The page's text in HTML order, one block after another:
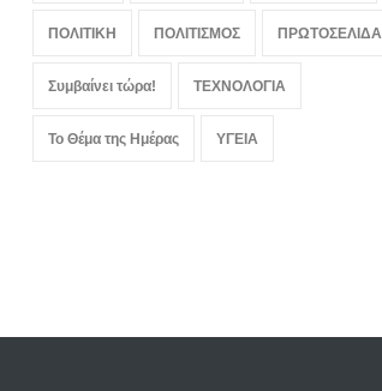
ΠΟΛΙΤΙΚΗ ΠΟΛΙΤΙΣΜΟΣ ΠΡΩΤΟΣΕΛΙΔΑ
Συμβαίνει τώρα! ΤΕΧΝΟΛΟΓΙΑ
Το Θέμα της Ημέρας ΥΓΕΙΑ